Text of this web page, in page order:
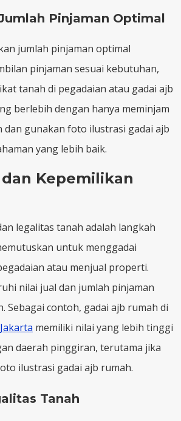
Pinjaman Optimal
jumlah pinjaman optimal
pinjaman sesuai kebutuhan,
tanah di pegadaian atau gadai ajb
berlebih dengan hanya meminjam
dan gunakan foto ilustrasi gadai ajb
yang lebih baik.
Kepemilikan
legalitas tanah adalah langkah
untuk menggadai
atau menjual properti.
nilai jual dan jumlah pinjaman
Sebagai contoh, gadai ajb rumah di
Jakarta memiliki nilai yang lebih tinggi
daerah pinggiran, terutama jika
ilustrasi gadai ajb rumah.
Tanah